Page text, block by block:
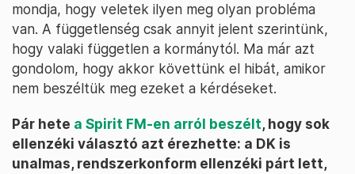
mondja, hogy veletek ilyen meg olyan probléma
van. A függetlenség csak annyit jelent szerintünk,
hogy valaki független a kormánytól. Ma már azt
gondolom, hogy akkor követtünk el hibát, amikor
nem beszéltük meg ezeket a kérdéseket.
Pár hete a Spirit FM-en arról beszélt, hogy sok
ellenzéki választó azt érezhette: a DK is
unalmas, rendszerkonform ellenzéki párt lett,